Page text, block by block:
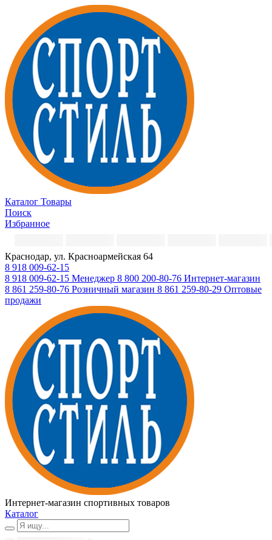
Каталог Товары
Поиск
Избранное
Краснодар, ул. Красноармейская 64
8 918 009-62-15
8 918 009-62-15 Менеджер 8 800 200-80-76 Интернет-магазин
8 861 259-80-76 Розничный магазин 8 861 259-80-29 Оптовые
продажи
Интернет-магазин спортивных товаров
Каталог